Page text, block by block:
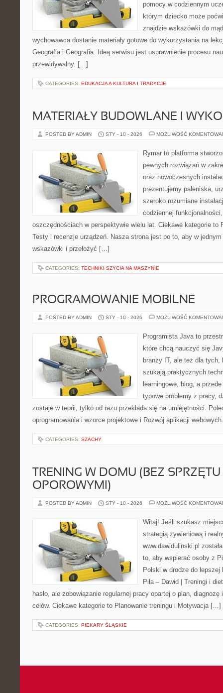
pomocy w codziennym
którym dziecko może
znajdzie wskazówki do
wychowawca dostanie materiały gotowe do wykorzystania na
Geografia i Geografia. Ideą serwisu jest usprawnienie procesu
przewidywalny. […]
CATEGORIES: EDUKACJA A KULTURA I TRADYCJE
MATERIAŁY BUDOWLANE I
POSTED BY ADMIN STY - 10 - 2026 MOŻLIWOŚĆ
Rymar to platforma
pewnych rozwiązań w
oraz nowoczesnych
prezentujemy paleniska,
szeroko rozumiane
codziennej
oszczędnościach w perspektywie wielu lat. Ciekawe kategorie to
Testy i recenzje urządzeń. Nasza strona jest po to, aby w
wskazówki i przełożyć […]
CATEGORIES: TECHNIKI SZYCIA NA MASZYNIE
PROGRAMOWANIE MOBILNE
POSTED BY ADMIN STY - 10 - 2026 MOŻLIWOŚĆ
Programista Java to
które chcą nauczyć się
branży IT, ale też dla
szukają praktycznych
learningowe, blog, a
typowe problemy z pracy,
zostaje w teorii, tylko od razu przekłada się na umiejętności.
oprogramowania i wzorce projektowe i Rozwój aplikacji
CATEGORIES: SZACHY
TRENING W DOMU (BEZ
OPOROWYMI)
POSTED BY ADMIN STY - 10 - 2026 MOŻLIWOŚĆ
Witaj! Jeśli szukasz
strategią żywieniową i
www.dawidulinski.pl
to, aby wspierać osoby z
Polski w drodze do lepszej
Piła – Dawid | Treningi i
hasło, ale zobowiązanie regularnej pracy opartej o plan,
celów. Ciekawe kategorie to Planowanie treningu i Motywacja […]
CATEGORIES: PIEKARY ŚLĄSKIE